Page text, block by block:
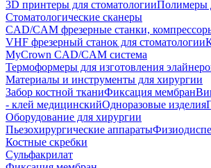
3D принтеры для стоматологииПолимеры
Стоматологические сканеры
CAD/CAM фрезерные станки,
VHF фрезерный станок для стоматологии
MyCrown CAD/CAM система
Термоформеры для изготовления
Материалы и инструменты для хирургии
Забор костной тканиФиксация мембран
- клей медицинскийОдноразовые изделия
Оборудование для хирургии
Пьезохирургические аппараты
Костные скребки
Сульфакрилат